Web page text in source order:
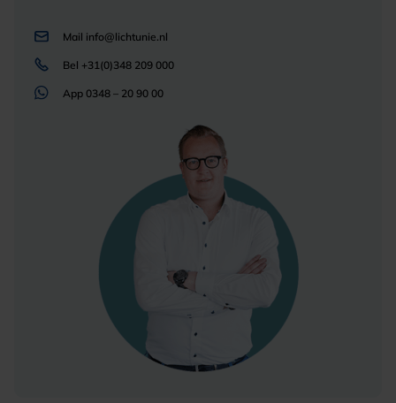
Mail info@lichtunie.nl
Bel +31(0)348 209 000
App 0348 – 20 90 00